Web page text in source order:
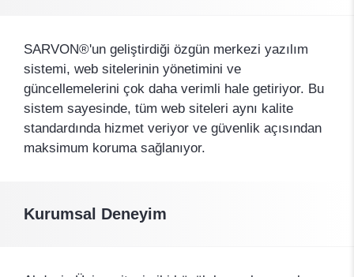
SARVON®'un geliştirdiği özgün merkezi yazılım
sistemi, web sitelerinin yönetimini ve
güncellemelerini çok daha verimli hale getiriyor. Bu
sistem sayesinde, tüm web siteleri aynı kalite
standardında hizmet veriyor ve güvenlik açısından
maksimum koruma sağlanıyor.
Kurumsal Deneyim